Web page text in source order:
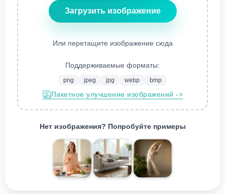
Загрузить изображение
Или перетащите изображение сюда
Поддерживаемые форматы:
png jpeg jpg webp bmp
Пакетное улучшение изображений ->
Нет изображения? Попробуйте примеры